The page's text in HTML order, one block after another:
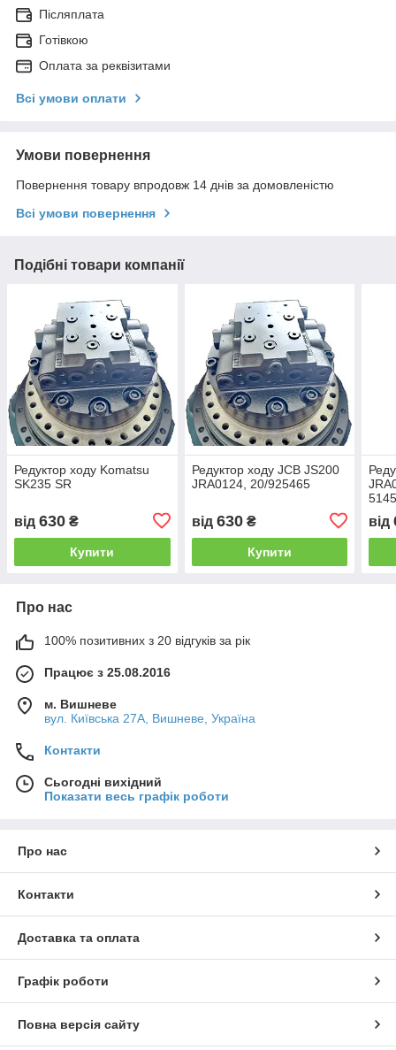
Післяплата
Готівкою
Оплата за реквізитами
Всі умови оплати
Умови повернення
Повернення товару впродовж 14 днів за домовленістю
Всі умови повернення
Подібні товари компанії
Редуктор ходу Komatsu
SK235 SR
від 630 ₴
Купити
Редуктор ходу JCB JS200
JRA0124, 20/925465
від 630₴
Купити
від
Про нас
100% позитивних з 20 відгуків за рік
Працює з 25.08.2016
м. Вишневе
вул. Київська 27А, Вишневе, Україна
Контакти
Сьогодні вихідний
Показати весь графік роботи
Про нас
Контакти
Доставка та оплата
Графік роботи
Повна версія сайту